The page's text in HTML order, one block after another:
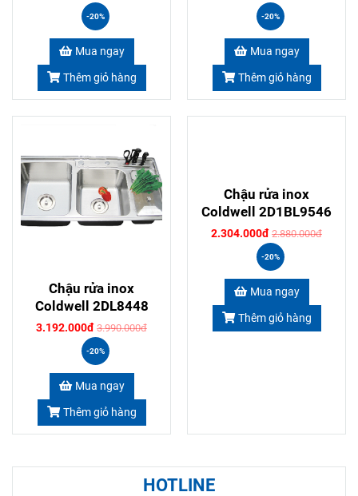
-20%
Mua ngay
Thêm giỏ hàng
-20%
Mua ngay
Thêm giỏ hàng
Chậu rửa inox
Coldwell 2DL8448
3.192.000đ 3.990.000đ
-20%
Mua ngay
Thêm giỏ hàng
Chậu rửa inox
Coldwell 2D1BL9546
2.304.000đ 2.880.000đ
-20%
Mua ngay
Thêm giỏ hàng
HOTLINE